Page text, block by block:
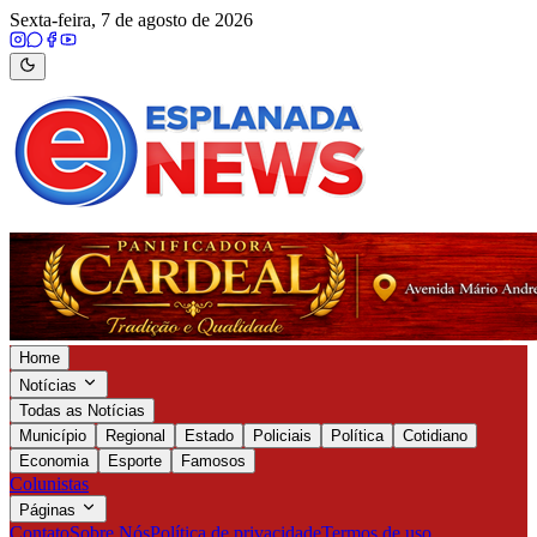
Sexta-feira, 7 de agosto de 2026
Home
Notícias
Todas as Notícias
Município
Regional Estado Policiais Política
Cotidiano
Economia
Esporte Famosos
Colunistas
Páginas
ContatoSobre NósPolítica de privacidadeTermos de uso